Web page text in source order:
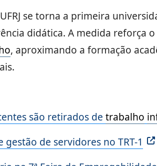
se torna a primeira
didática. A medida reforça
, aproximando a formação
são retirados de trabalho
de servidores no TRT-1